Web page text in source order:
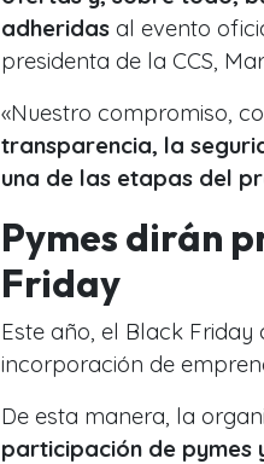
adheridas al evento
presidenta de la CCS,
«Nuestro compromiso,
transparencia, la
una de las etapas del
Pymes dirán
Friday
Este año, el Black
incorporación de
De esta manera, la
participación de pymes